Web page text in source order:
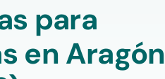
para
en Aragón